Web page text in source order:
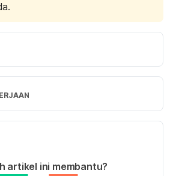
nipples. (2020). Retrieved 1 July
symptoms/leaking-nipples/
English/ages-
Herliafifah
artikel ini membantu?